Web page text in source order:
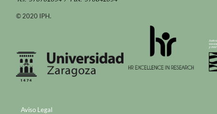
© 2020 IPH.
Aviso Legal